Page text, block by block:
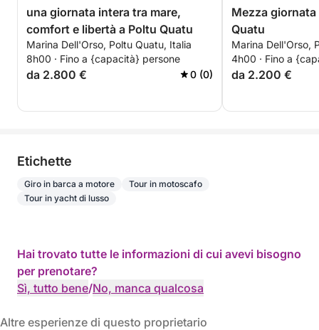
una giornata intera tra mare,
comfort e libertà a Poltu Quatu
Marina Dell'Orso, Poltu Quatu, Italia
8h00 · Fino a {capacità} persone
da 2.800 € 0 (0)
Mezza
Quatu
Marina Dell'Orso,
4h00 · Fino a
da 2.200 €
Etichette
Giro in barca a motore
Tour in motoscafo
Tour in yacht di lusso
Hai trovato tutte le informazioni di cui avevi bisogno
per prenotare?
Sì, tutto bene/No, manca qualcosa
Altre esperienze di questo proprietario